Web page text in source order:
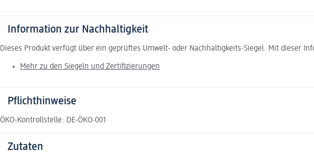
Information zur Nachhaltigkeit
Dieses Produkt verfügt über ein geprüftes Umwelt- oder Nachhaltigkeits-Siegel. Mit dieser
Mehr zu den Siegeln und Zertifizierungen
Pflichthinweise
ÖKO-Kontrollstelle: DE-ÖKO-001
Zutaten